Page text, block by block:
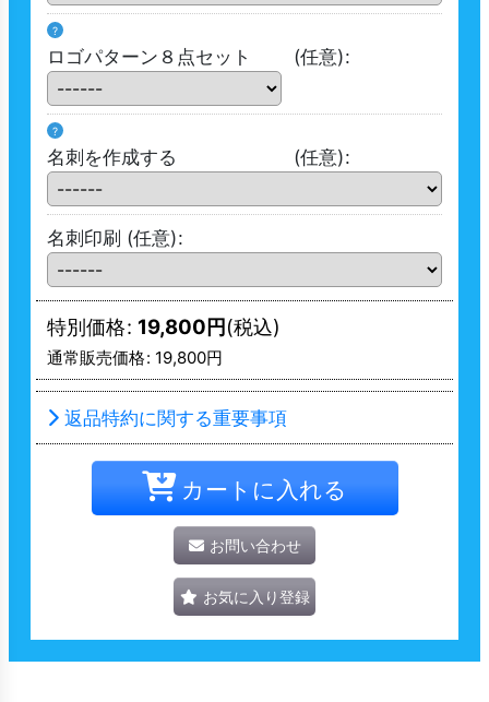
?
ロゴパターン８点セット (任意):
?
名刺を作成する (任意):
名刺印刷 (任意):
特別価格: 19,800円(税込)
通常販売価格: 19,800円
返品特約に関する重要事項
カートに入れる
お問い合わせ
お気に入り登録